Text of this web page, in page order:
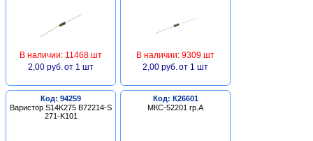
В наличии: 11468 шт
2,00 руб. от 1 шт
В наличии: 9309 шт
2,00 руб. от 1 шт
Код: 94259
Варистор S14K275 B72214-S
271-K101
Код: К26601
МКС-52201 гр.А